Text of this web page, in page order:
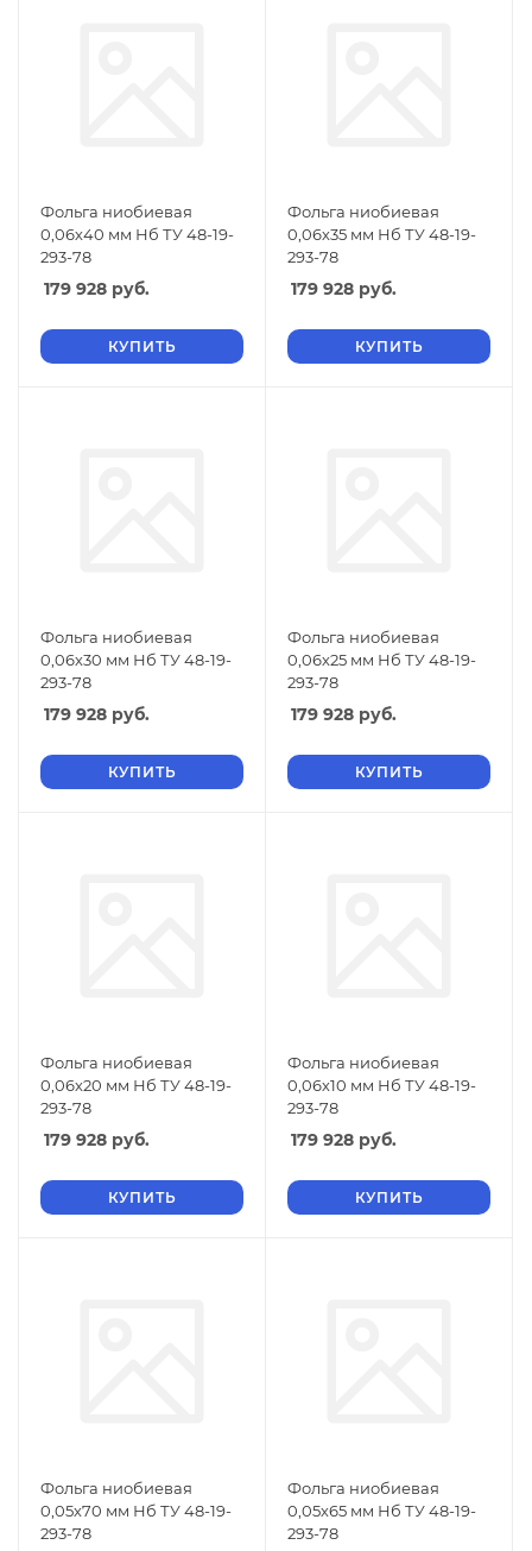
Фольга ниобиевая
0,06х40 мм Нб ТУ 48-19-
293-78
179 928 руб.
КУПИТЬ
Фольга ниобиевая
0,06х35 мм Нб ТУ 48-19-
293-78
179 928 руб.
КУПИТЬ
Фольга ниобиевая
0,06х30 мм Нб ТУ 48-19-
293-78
179 928 руб.
КУПИТЬ
Фольга ниобиевая
0,06х25 мм Нб ТУ 48-19-
293-78
179 928 руб.
КУПИТЬ
Фольга ниобиевая
0,06х20 мм Нб ТУ 48-19-
293-78
179 928 руб.
КУПИТЬ
Фольга ниобиевая
0,06х10 мм Нб ТУ 48-19-
293-78
179 928 руб.
КУПИТЬ
Фольга ниобиевая
0,05х70 мм Нб ТУ 48-19-
293-78
Фольга ниобиевая
0,05х65 мм Нб ТУ 48-19-
293-78